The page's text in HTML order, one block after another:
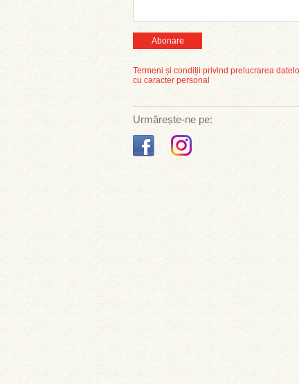
Abonare
Termeni și condiții privind prelucrarea
cu caracter personal
Urmărește-ne pe: